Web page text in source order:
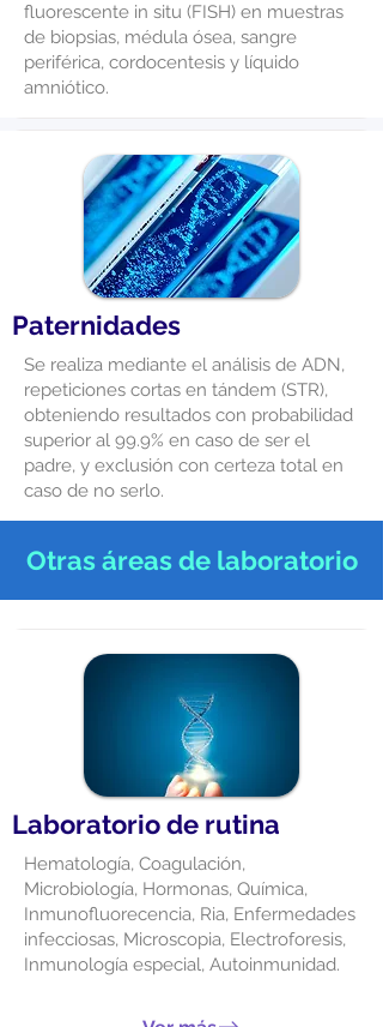
fluorescente in situ (FISH) en muestras
de biopsias, médula ósea, sangre
periférica, cordocentesis y líquido
amniótico.
Paternidades
Se realiza mediante el análisis de ADN,
repeticiones cortas en tándem (STR),
obteniendo resultados con probabilidad
superior al 99.9% en caso de ser el
padre, y exclusión con certeza total en
caso de no serlo.
Otras áreas de laboratorio
Laboratorio de rutina
Hematología, Coagulación,
Microbiología, Hormonas, Química,
Inmunofluorecencia, Ria, Enfermedades
infecciosas, Microscopia, Electroforesis,
Inmunología especial, Autoinmunidad.